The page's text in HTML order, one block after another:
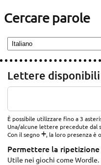
Cercare parole
Lettere disponibili
È possibile utilizzare fino a 3
Una/alcune lettere precedute dal
Con il segno+, la loro presenza è
Permettere la
Utile nei giochi come Wordle.